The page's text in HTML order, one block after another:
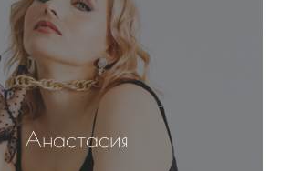
Анастасия